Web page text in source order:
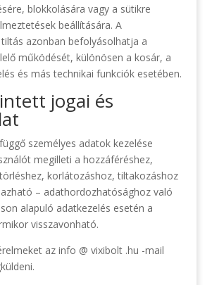
blokkolására vagy a sütikre
beállítására. A
azonban befolyásolhatja a
működését, különösen a kosár, a
és más technikai funkciók esetében.
jogai és
személyes adatok kezelése
megilleti a hozzáféréshez,
korlátozáshoz, tiltakozáshoz
– adathordozhatósághoz való
alapuló adatkezelés esetén a
visszavonható.
az info @ vixibolt .hu -mail